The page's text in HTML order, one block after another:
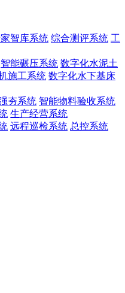
智库系统 综合测评系统 工
智能碾压系统 数字化水泥土
施工系统 数字化水下基床
夯系统 智能物料验收系统
生产经营系统
远程巡检系统 总控系统